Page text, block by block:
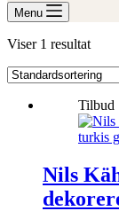
Menu
Viser 1 resultat
Tilbud
Nils